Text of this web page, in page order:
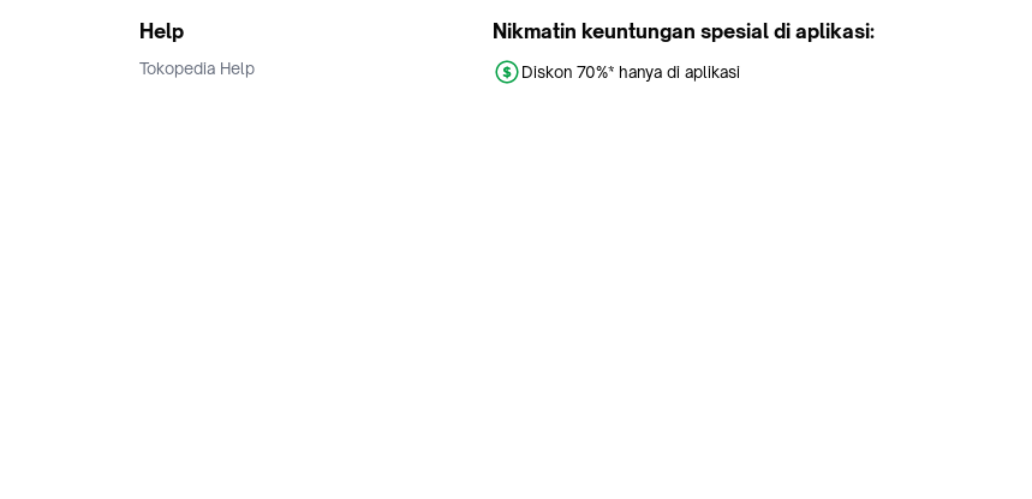
Help
Tokopedia Help
Nikmatin keuntungan spesial di aplikasi:
Diskon 70%* hanya di aplikasi